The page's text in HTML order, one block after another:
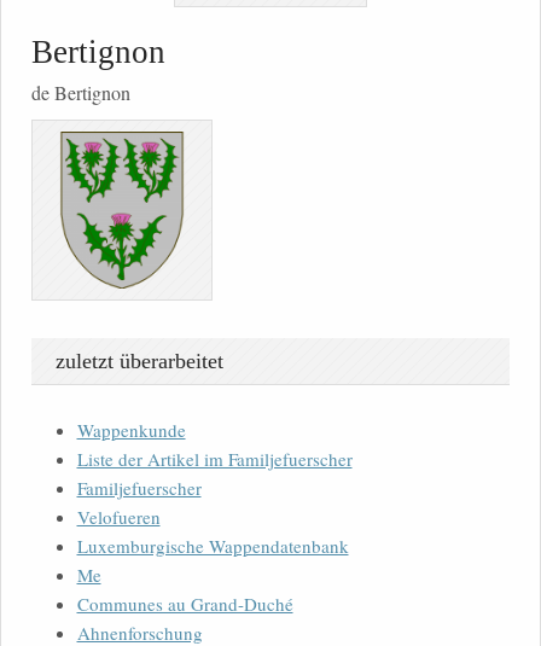
Bertignon
de Bertignon
zuletzt überarbeitet
Wappenkunde
Liste der Artikel im Familjefuerscher
Familjefuerscher
Velofueren
Luxemburgische Wappendatenbank
Me
Communes au Grand-Duché
Ahnenforschung